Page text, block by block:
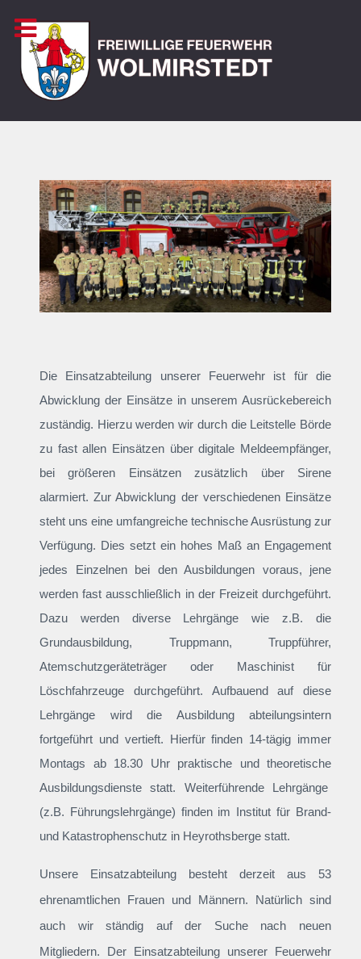
Die Einsatzabteilung unserer Feuerwehr ist für die
Abwicklung der Einsätze in unserem Ausrückebereich
zuständig. Hierzu werden wir durch die Leitstelle Börde
zu fast allen Einsätzen über digitale Meldeempfänger,
bei größeren Einsätzen zusätzlich über Sirene
alarmiert. Zur Abwicklung der verschiedenen Einsätze
steht uns eine umfangreiche technische Ausrüstung zur
Verfügung. Dies setzt ein hohes Maß an Engagement
jedes Einzelnen bei den Ausbildungen voraus, jene
werden fast ausschließlich in der Freizeit durchgeführt.
Dazu werden diverse Lehrgänge wie z.B. die
Grundausbildung, Truppmann, Truppführer,
Atemschutzgeräteträger oder Maschinist für
Löschfahrzeuge durchgeführt. Aufbauend auf diese
Lehrgänge wird die Ausbildung abteilungsintern
fortgeführt und vertieft. Hierfür finden 14-tägig immer
Montags ab 18.30 Uhr praktische und theoretische
Ausbildungsdienste statt. Weiterführende Lehrgänge
(z.B. Führungslehrgänge) finden im Institut für Brand-
und Katastrophenschutz in Heyrothsberge statt.
Unsere Einsatzabteilung besteht derzeit aus 53
ehrenamtlichen Frauen und Männern. Natürlich sind
auch wir ständig auf der Suche nach neuen
Mitgliedern. Der Einsatzabteilung unserer Feuerwehr